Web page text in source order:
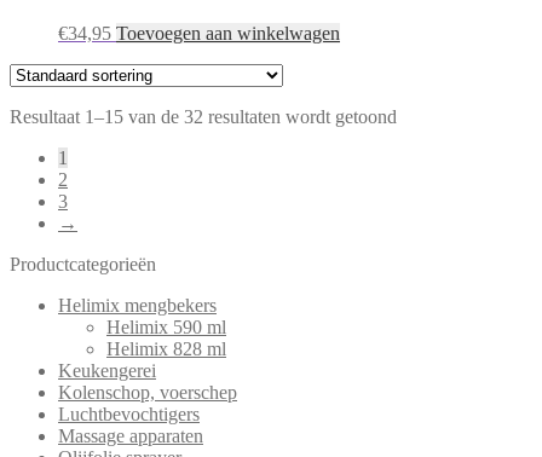
€34,95 Toevoegen aan winkelwagen
Resultaat 1–15 van de 32 resultaten wordt getoond
1
2
3
→
Productcategorieën
Helimix mengbekers
Helimix 590 ml
Helimix 828 ml
Keukengerei
Kolenschop, voerschep
Luchtbevochtigers
Massage apparaten